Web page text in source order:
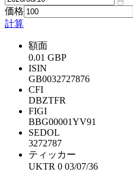
価格
計算
額面
0.01 GBP
ISIN
GB0032727876
CFI
DBZTFR
FIGI
BBG00001YV91
SEDOL
3272787
ティッカー
UKTR 0 03/07/36